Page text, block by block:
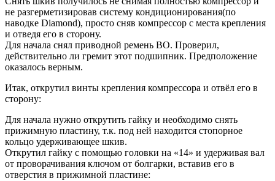
не разгерметизировав систему кондиционирования(по
наводке Diamond), просто сняв компрессор с места крепления
и отведя его в сторону.
Для начала снял приводной ремень ВО. Проверил,
действительно ли гремит этот подшипник. Предположение
оказалось верным.
Итак, открутил винты крепления компрессора и отвёл его в
сторону:
Для начала нужно открутить гайку и необходимо снять
прижимную пластину, т.к. под ней находится стопорное
кольцо удерживающее шкив.
Открутил гайку с помощью головки на «14» и удерживая вал
от проворачивания ключом от болгарки, вставив его в
отверстия в прижимной пластине: